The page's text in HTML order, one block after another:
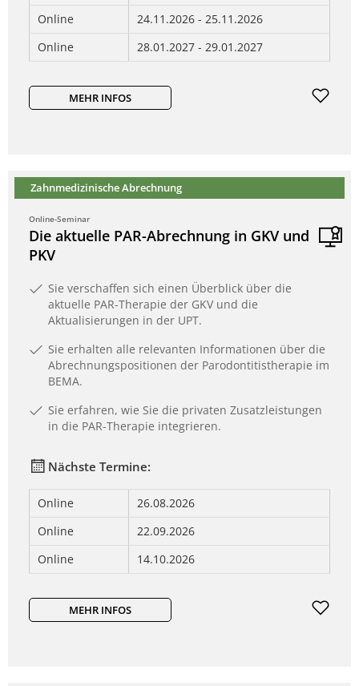
Online
24.11.2026 - 25.11.2026
Online
28.01.2027 - 29.01.2027
MEHR INFOS
Zahnmedizinische Abrechnung
Online-Seminar
Die aktuelle PAR-Abrechnung in GKV und
PKV
Sie verschaffen sich einen Überblick über die
aktuelle PAR-Therapie der GKV und die
Aktualisierungen in der UPT.
Sie erhalten alle relevanten Informationen über die
Abrechnungspositionen der Parodontitistherapie im
BEMA.
Sie erfahren, wie Sie die privaten Zusatzleistungen
in die PAR-Therapie integrieren.
Nächste Termine:
Online
26.08.2026
Online
22.09.2026
Online
14.10.2026
MEHR INFOS